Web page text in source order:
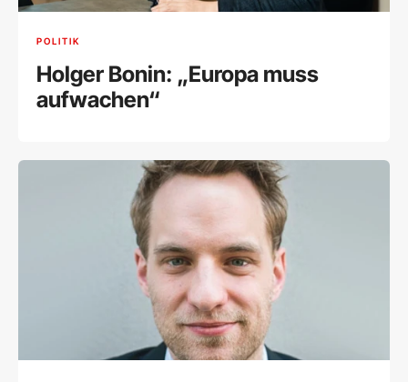
POLITIK
Holger Bonin: „Europa muss
aufwachen“